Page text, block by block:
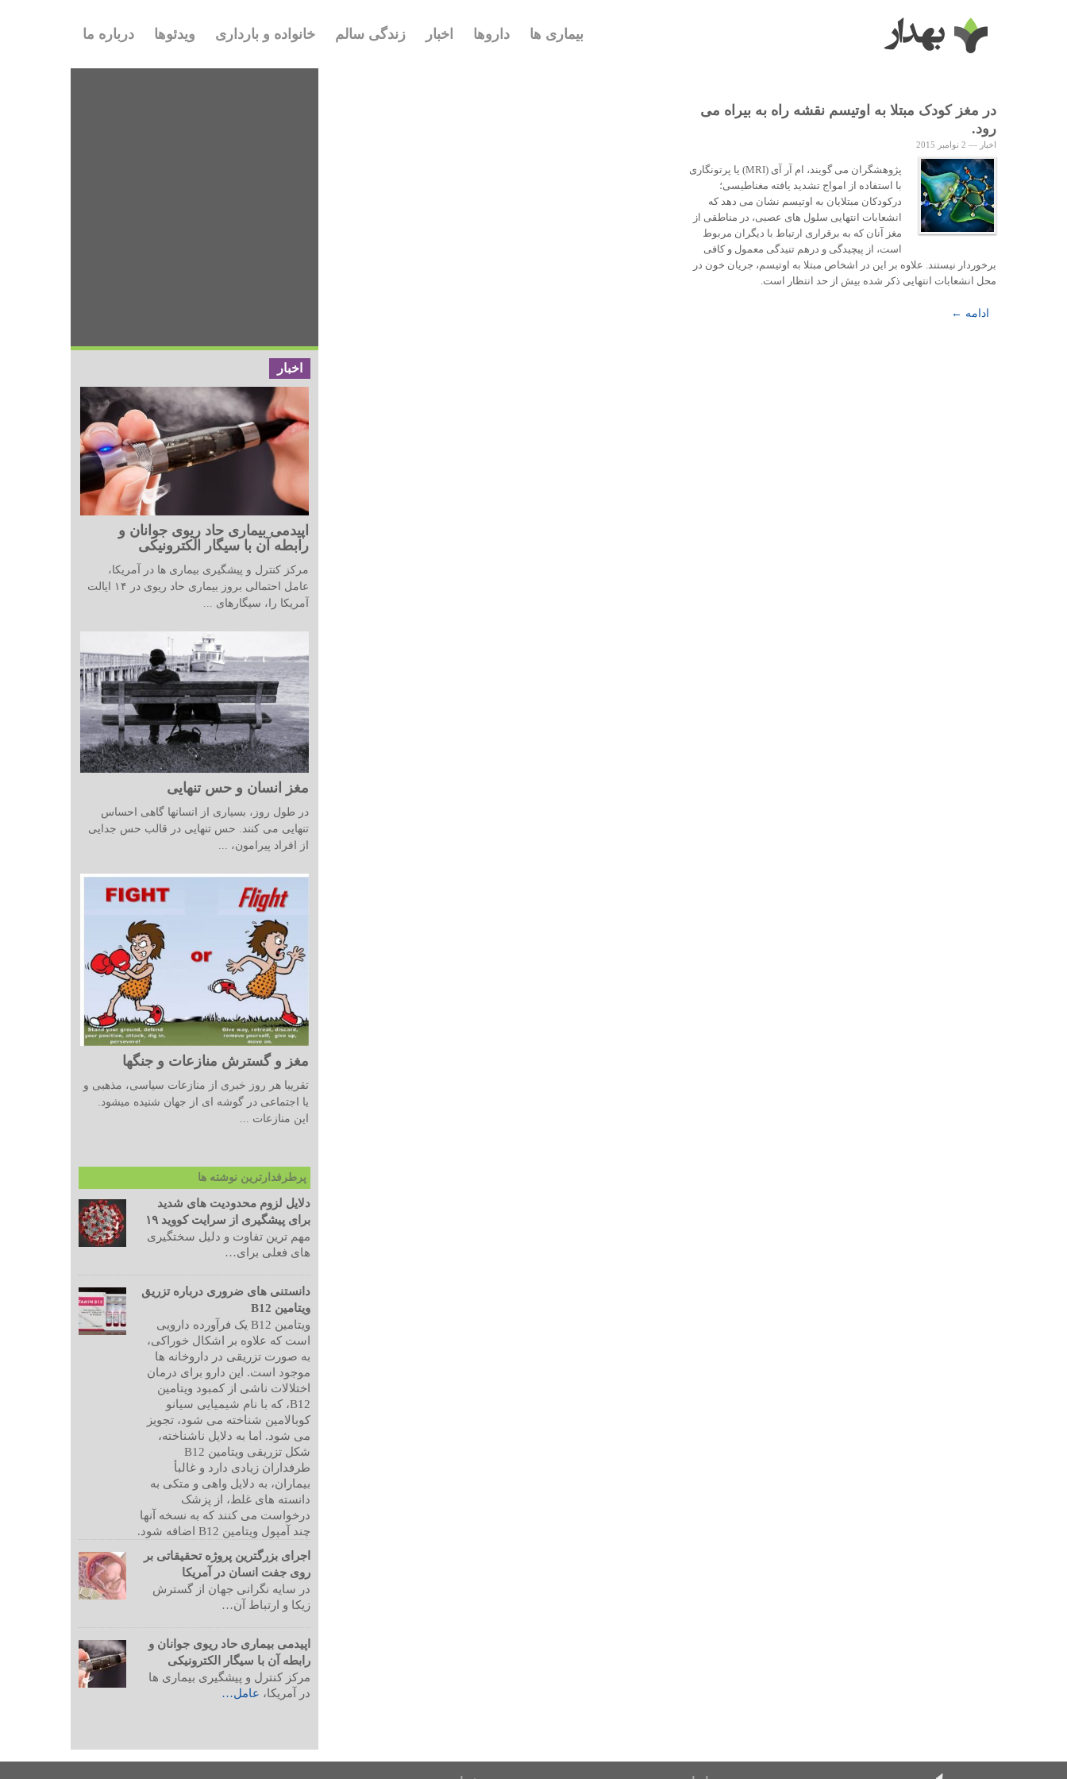
بیماری ها داروها اخبار زندگی سالم خانواده و بارداری ویدئوها درباره ما
در مغز کودک مبتلا به اوتیسم نقشه راه به بیراه می
رود.
اخبار — 2 نوامبر 2015
پژوهشگران می گویند، ام آر آی (MRI) یا پرتونگاری
با استفاده از امواج تشدید یافته مغناطیسی؛
درکودکان مبتلایان به اوتیسم نشان می دهد که
انشعابات انتهایی سلول های عصبی، در مناطقی از
مغز آنان که به برقراری ارتباط با دیگران مربوط
است، از پیچیدگی و درهم تنیدگی معمول و کافی
برخوردار نیستند. علاوه بر این در اشخاص مبتلا به اوتیسم، جریان خون در
محل انشعابات انتهایی ذکر شده بیش از حد انتظار است.
ادامه ←
اخبار
اپیدمی بیماری حاد ریوی جوانان و
رابطه آن با سیگار الکترونیکی
مرکز کنترل و پیشگیری بیماری ها در آمریکا،
عامل احتمالی بروز بیماری حاد ریوی در ۱۴ ایالت
آمریکا را، سیگارهای ...
مغز انسان و حس تنهایی
در طول روز، بسیاری از انسانها گاهی احساس
تنهایی می کنند. حس تنهایی در قالب حس جدایی
از افراد پیرامون، ...
مغز و گسترش منازعات و جنگها
تقریبا هر روز خبری از منازعات سیاسی، مذهبی و
یا اجتماعی در گوشه ای از جهان شنیده میشود.
این منازعات ...
پرطرفدارترین نوشته ها
دلایل لزوم محدودیت های شدید
برای پیشگیری از سرایت کووید ۱۹
مهم ترین تفاوت و دلیل سختگیری
های فعلی برای…
دانستنی های ضروری درباره تزریق
ویتامین B12
ویتامین B12 یک فرآورده دارویی
است که علاوه بر اشکال خوراکی،
به صورت تزریقی در داروخانه ها
موجود است. این دارو برای درمان
اختلالات ناشی از کمبود ویتامین
B12، که با نام شیمیایی سیانو
کوبالامین شناخته می شود، تجویز
می شود. اما به دلایل ناشناخته،
شکل تزریقی ویتامین B12
طرفداران زیادی دارد و غالبأ
بیماران، به دلایل واهی و متکی به
دانسته های غلط، از پزشک
درخواست می کنند که به نسخه آنها
چند آمپول ویتامین B12 اضافه شود.
اجرای بزرگترین پروژه تحقیقاتی بر
روی جفت انسان در آمریکا
در سایه نگرانی جهان از گسترش
زیکا و ارتباط آن…
اپیدمی بیماری حاد ریوی جوانان و
رابطه آن با سیگار الکترونیکی
مرکز کنترل و پیشگیری بیماری ها
در آمریکا، عامل…